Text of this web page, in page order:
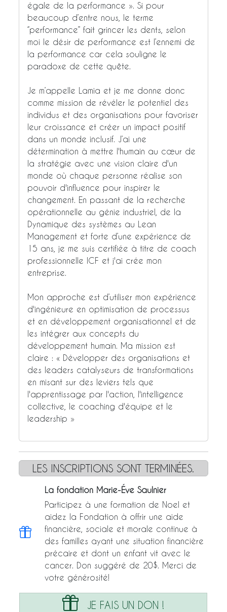
égale de la performance ». Si pour
beaucoup d’entre nous, le terme
‘’performance’’ fait grincer les dents, selon
moi le désir de performance est l’ennemi de
la performance car cela souligne le
paradoxe de cette quête.
Je m’appelle Lamia et je me donne donc
comme mission de révéler le potentiel des
individus et des organisations pour favoriser
leur croissance et créer un impact positif
dans un monde inclusif. J’ai une
détermination à mettre l'humain au cœur de
la stratégie avec une vision claire d'un
monde où chaque personne réalise son
pouvoir d'influence pour inspirer le
changement. En passant de la recherche
opérationnelle au génie industriel, de la
Dynamique des systèmes au Lean
Management et forte d’une expérience de
15 ans, je me suis certifiée à titre de coach
professionnelle ICF et j'ai crée mon
entreprise.
Mon approche est d’utiliser mon expérience
d'ingénieure en optimisation de processus
et en développement organisationnel et de
les intégrer aux concepts du
développement humain. Ma mission est
claire : « Développer des organisations et
des leaders catalyseurs de transformations
en misant sur des leviers tels que
l'apprentissage par l'action, l'intelligence
collective, le coaching d'équipe et le
leadership »
LES INSCRIPTIONS SONT TERMINÉES.
La fondation Marie-Éve Saulnier
Participez à une formation de Noel et
aidez la Fondation à offrir une aide
financière, sociale et morale continue à
des familles ayant une situation financière
précaire et dont un enfant vit avec le
cancer. Don suggéré de 20$. Merci de
votre générosité!
JE FAIS UN DON !